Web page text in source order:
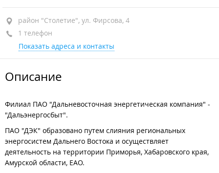
район "Столетие", ул. Фирсова, 4
1 телефон
Показать адреса и контакты
Описание
Филиал ПАО "Дальневосточная энергетическая компания" -
"Дальэнергосбыт".
ПАО "ДЭК" образовано путем слияния региональных
энергосистем Дальнего Востока и осуществляет
деятельность на территории Приморья, Хабаровского края,
Амурской области, ЕАО.